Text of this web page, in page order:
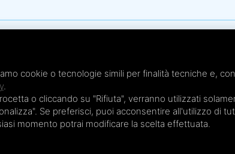
- Cap. Soc. € 20.000,00 i.v.
cookie o tecnologie simili per finalità tecniche e,
.
o cliccando su "Rifiuta", verranno utilizzati
Se preferisci, puoi acconsentire all'utilizzo di
momento potrai modificare la scelta effettuata.